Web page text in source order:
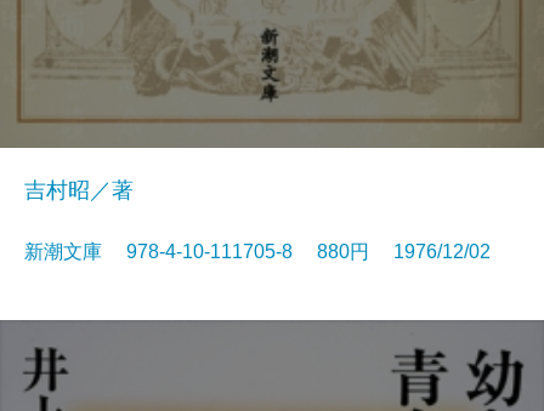
吉村昭／著
新潮文庫 978-4-10-111705-8 880円 1976/12/02